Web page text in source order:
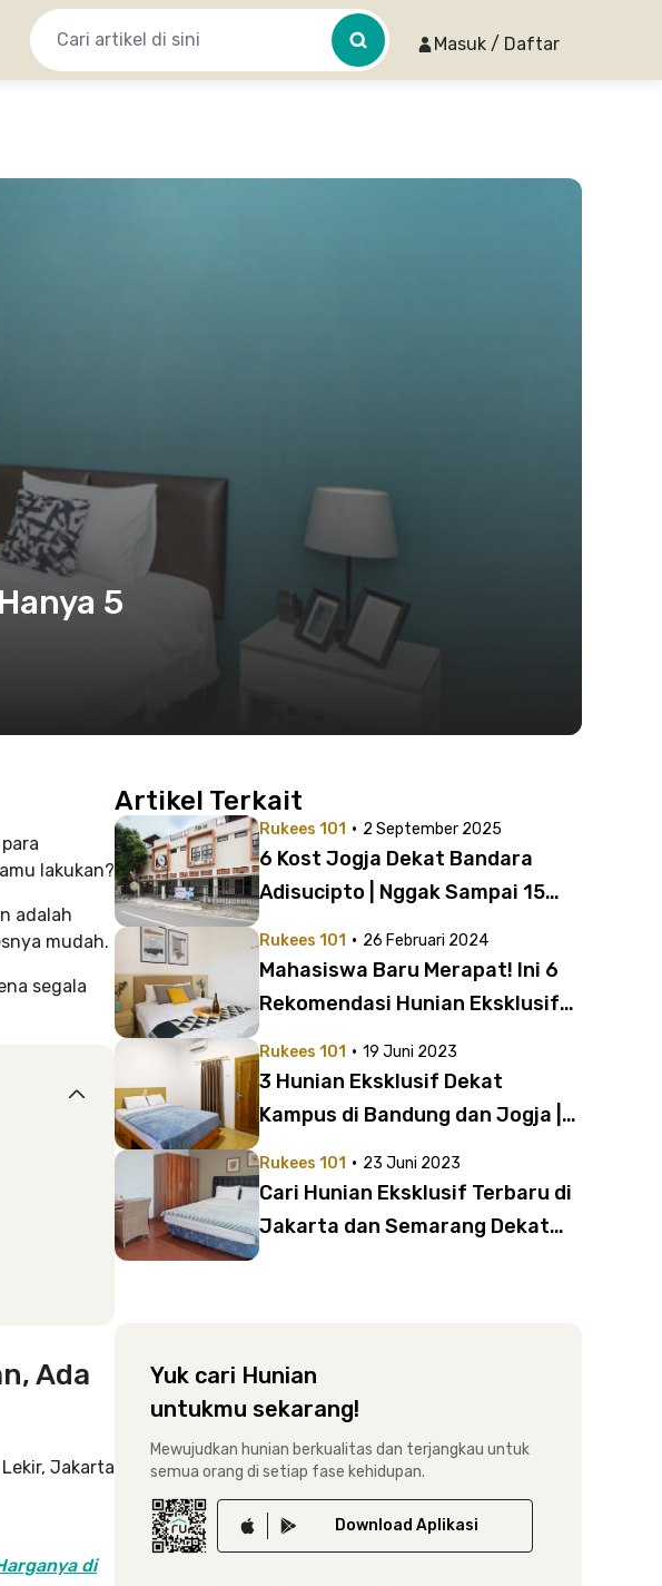
Masuk / Daftar
5
lakukan?
adalah
mudah.
segala
Ada
Jakarta
di
Artikel Terkait
Rukees 101 · 2 September 2025
6 Kost Jogja Dekat Bandara
Adisucipto | Nggak Sampai 15
Rukees 101 · 26 Februari 2024
Mahasiswa Baru Merapat! Ini 6
Rekomendasi Hunian Eksklusif
Mulya BSD
Rukees 101 · 19 Juni 2023
3 Hunian Eksklusif Dekat
Kampus di Bandung dan Jogja |
Bulan!
Rukees 101 · 23 Juni 2023
Cari Hunian Eksklusif Terbaru di
Jakarta dan Semarang Dekat
Yuk cari Hunian
untukmu sekarang!
Mewujudkan hunian berkualitas dan terjangkau untuk
semua orang di setiap fase kehidupan.
Download Aplikasi